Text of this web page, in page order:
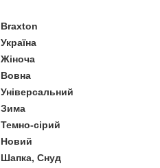
Braxton
Україна
Жіноча
Вовна
Універсальний
Зима
Темно-сірий
Новий
Шапка, Снуд